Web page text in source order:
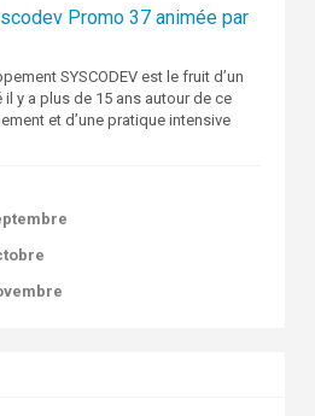
Promo 37 animée par
SYSCODEV est le fruit d’un
y a plus de 15 ans autour de ce
et d’une pratique intensive